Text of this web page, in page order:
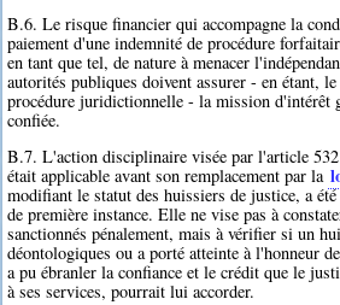
B.6. Le risque financier qui accompagne la
paiement d'une indemnité de procédure
en tant que tel, de nature à menacer
autorités publiques doivent assurer - en étant,
procédure juridictionnelle - la mission d'intérêt
confiée.
B.7. L'action disciplinaire visée par l'article
était applicable avant son remplacement par la
modifiant le statut des huissiers de justice, a
de première instance. Elle ne vise pas à
sanctionnés pénalement, mais à vérifier si un
déontologiques ou a porté atteinte à l'honneur
a pu ébranler la confiance et le crédit que le
à ses services, pourrait lui accorder.